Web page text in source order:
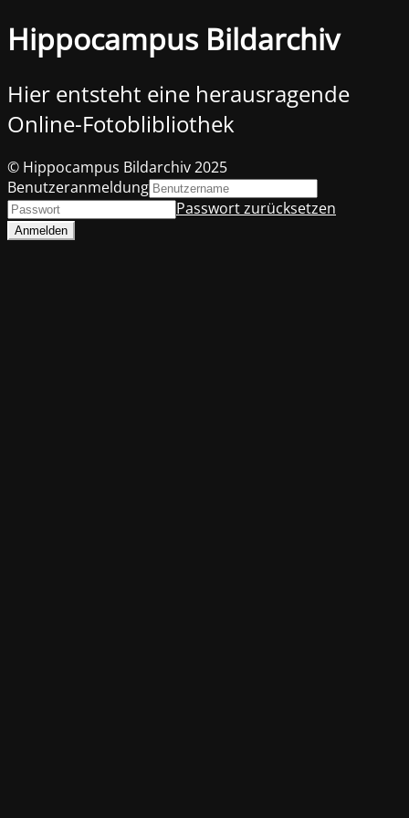
Hippocampus Bildarchiv
Hier entsteht eine herausragende
Online-Fotoblibliothek
© Hippocampus Bildarchiv 2025
Benutzeranmeldung
Passwort zurücksetzen